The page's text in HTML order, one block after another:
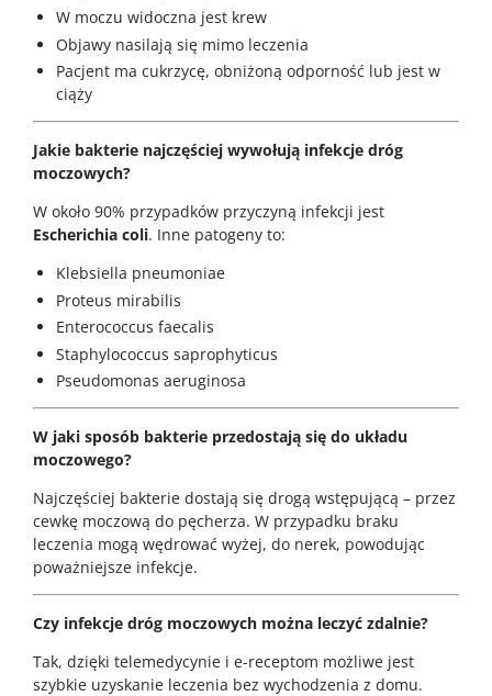
W moczu widoczna jest krew
Objawy nasilają się mimo leczenia
Pacjent ma cukrzycę, obniżoną odporność lub jest w
ciąży
Jakie bakterie najczęściej wywołują infekcje dróg
moczowych?
W około 90% przypadków przyczyną infekcji jest
Escherichia coli. Inne patogeny to:
Klebsiella pneumoniae
Proteus mirabilis
Enterococcus faecalis
Staphylococcus saprophyticus
Pseudomonas aeruginosa
W jaki sposób bakterie przedostają się do układu
moczowego?
Najczęściej bakterie dostają się drogą wstępującą – przez
cewkę moczową do pęcherza. W przypadku braku
leczenia mogą wędrować wyżej, do nerek, powodując
poważniejsze infekcje.
Czy infekcje dróg moczowych można leczyć zdalnie?
Tak, dzięki telemedycynie i e-receptom możliwe jest
szybkie uzyskanie leczenia bez wychodzenia z domu.